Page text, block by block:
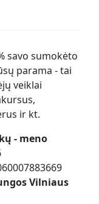
savo sumokėto
parama - tai
veiklai
ir kt.
- meno
Vilniaus